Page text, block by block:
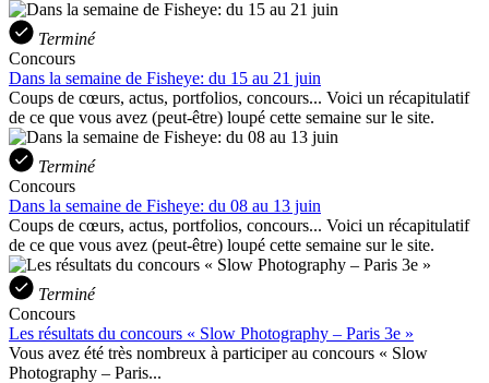
Terminé
Concours
Dans la semaine de Fisheye: du 15 au 21 juin
Coups de cœurs, actus, portfolios, concours... Voici un récapitulatif
de ce que vous avez (peut-être) loupé cette semaine sur le site.
Terminé
Concours
Dans la semaine de Fisheye: du 08 au 13 juin
Coups de cœurs, actus, portfolios, concours... Voici un récapitulatif
de ce que vous avez (peut-être) loupé cette semaine sur le site.
Terminé
Concours
Les résultats du concours « Slow Photography – Paris 3e »
Vous avez été très nombreux à participer au concours « Slow
Photography – Paris...